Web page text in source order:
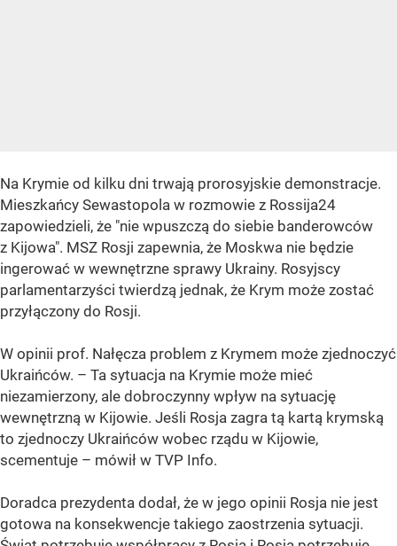
Na Krymie od kilku dni trwają prorosyjskie demonstracje.
Mieszkańcy Sewastopola w rozmowie z Rossija24
zapowiedzieli, że "nie wpuszczą do siebie banderowców
z Kijowa". MSZ Rosji zapewnia, że Moskwa nie będzie
ingerować w wewnętrzne sprawy Ukrainy. Rosyjscy
parlamentarzyści twierdzą jednak, że Krym może zostać
przyłączony do Rosji.
W opinii prof. Nałęcza problem z Krymem może zjednoczyć
Ukraińców. – Ta sytuacja na Krymie może mieć
niezamierzony, ale dobroczynny wpływ na sytuację
wewnętrzną w Kijowie. Jeśli Rosja zagra tą kartą krymską
to zjednoczy Ukraińców wobec rządu w Kijowie,
scementuje – mówił w TVP Info.
Doradca prezydenta dodał, że w jego opinii Rosja nie jest
gotowa na konsekwencje takiego zaostrzenia sytuacji.